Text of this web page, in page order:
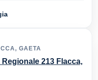
GAETA
213 Flacca,